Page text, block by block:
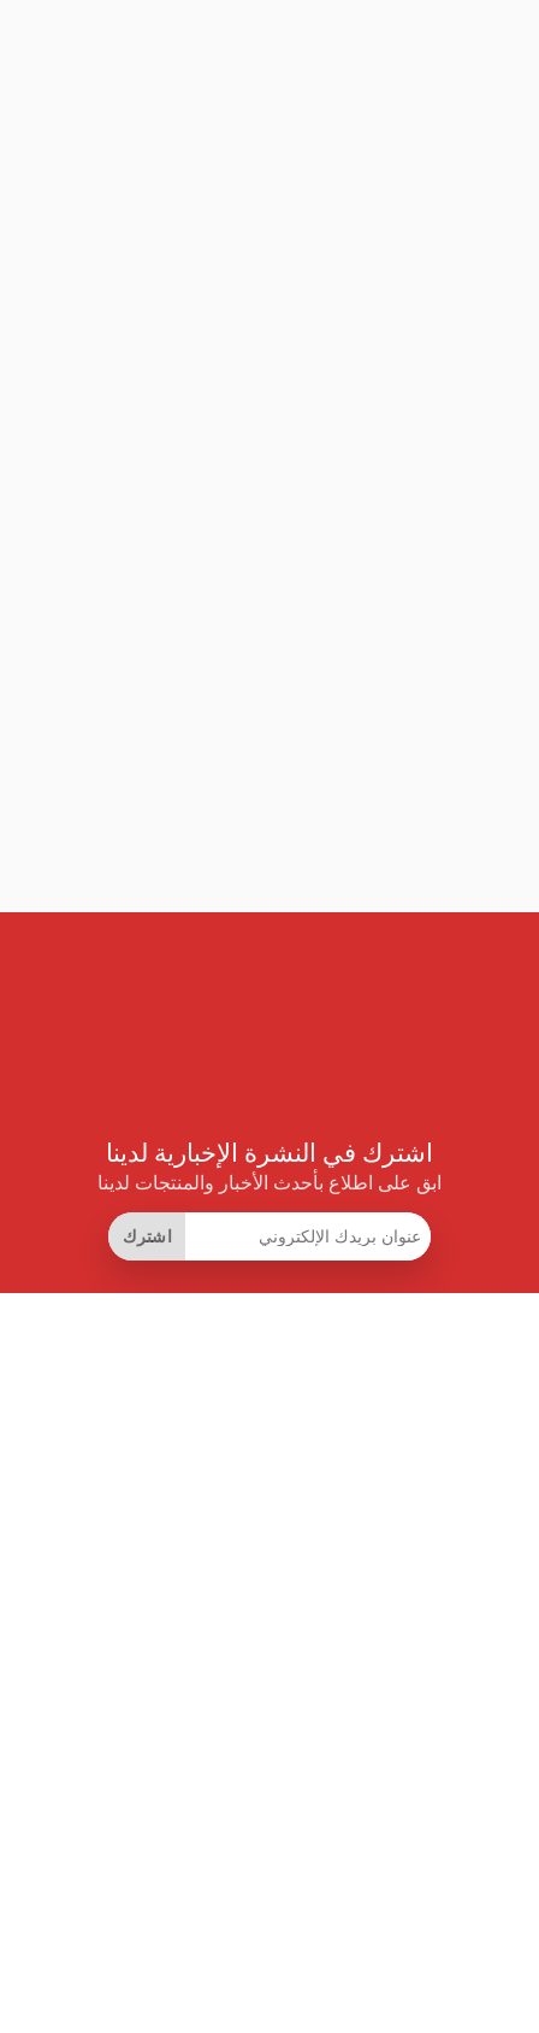
اشترك في النشرة الإخبارية لدينا
ابق على اطلاع بأحدث الأخبار والمنتجات لدينا
اشترك